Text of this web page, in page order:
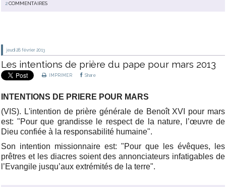
2COMMENTAIRES
jeudi 28 février 2013
Les intentions de prière du pape pour mars 2013
IMPRIMER Share
INTENTIONS DE PRIERE POUR MARS
(VIS). L'intention de prière générale de Benoît XVI pour mars
est: "Pour que grandisse le respect de la nature, l’œuvre de
Dieu confiée à la responsabilité humaine".
Son intention missionnaire est: "Pour que les évêques, les
prêtres et les diacres soient des annonciateurs infatigables de
l’Evangile jusqu’aux extrémités de la terre".